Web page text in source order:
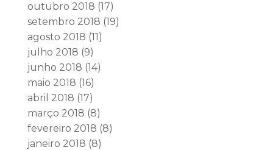
outubro 2018 (17)
setembro 2018 (19)
agosto 2018 (11)
julho 2018 (9)
junho 2018 (14)
maio 2018 (16)
abril 2018 (17)
março 2018 (8)
fevereiro 2018 (8)
janeiro 2018 (8)